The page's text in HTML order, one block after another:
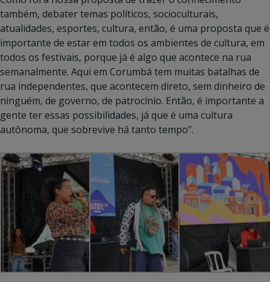
também, debater temas políticos, socioculturais,
atualidades, esportes, cultura, então, é uma proposta que é
importante de estar em todos os ambientes de cultura, em
todos os festivais, porque já é algo que acontece na rua
semanalmente. Aqui em Corumbá tem muitas batalhas de
rua independentes, que acontecem direto, sem dinheiro de
ninguém, de governo, de patrocínio. Então, é importante a
gente ter essas possibilidades, já que é uma cultura
autônoma, que sobrevive há tanto tempo”.